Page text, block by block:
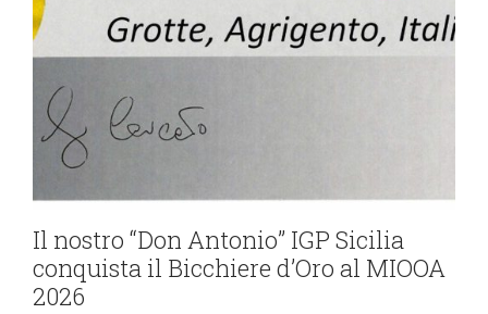
Il nostro “Don Antonio” IGP Sicilia
conquista il Bicchiere d’Oro al MIOOA
2026